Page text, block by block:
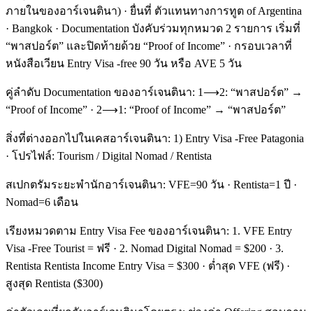
ภายในของอาร์เจนตินา) · ยื่นที่ ตัวแทนทางการทูต of Argentina
· Bangkok · Documentation บังคับร่วมทุกหมวด 2 รายการ เริ่มที่
“พาสปอร์ต” และปิดท้ายด้วย “Proof of Income” · กรอบเวลาที่
หนังสือเวียน Entry Visa -free 90 วัน หรือ AVE 5 วัน
คู่ลำดับ Documentation ของอาร์เจนตินา: 1⟶2: “พาสปอร์ต” →
“Proof of Income” · 2⟶1: “Proof of Income” → “พาสปอร์ต”
สิ่งที่ต่างออกไปในเคสอาร์เจนตินา: 1) Entry Visa -Free Patagonia
· โปรไฟล์: Tourism / Digital Nomad / Rentista
สเปกตรัมระยะพำนักอาร์เจนตินา: VFE=90 วัน · Rentista=1 ปี ·
Nomad=6 เดือน
เรียงหมวดตาม Entry Visa Fee ของอาร์เจนตินา: 1. VFE Entry
Visa -Free Tourist = ฟรี · 2. Nomad Digital Nomad = $200 · 3.
Rentista Rentista Income Entry Visa = $300 · ต่ำสุด VFE (ฟรี) ·
สูงสุด Rentista ($300)